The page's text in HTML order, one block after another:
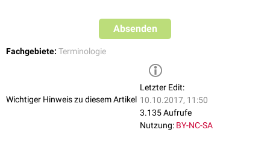
Absenden
Fachgebiete: Terminologie
Wichtiger Hinweis zu diesem Artikel
Letzter Edit:
10.10.2017, 11:50
3.135 Aufrufe
Nutzung: BY-NC-SA